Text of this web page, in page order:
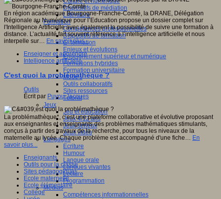
Dispositifs de médiation
Littérature
Formation
Compétences professionnelles
Dispositifs de formation
E- formation
Enjeux et évolutions
Enseignement supérieur et numérique
Formations hybrides
Formation universitaire
Mooc’s
Outils collaboratifs
Sites ressources
Tutorat
Jeux
Jeu et éducation
Jeux 4/12 ans
Jeux sérieux
Jeux vidéo
Langages
Ecriture
Humour
Langue orale
Langues vivantes
Lecture
Programmation
Médias
Compétences informationnelles
En région académique Bourgogne-Franche-Comté, la DRANE, Délégation
Régionale au Numérique pour l’Education propose un dossier complet sur
l'Intelligence Artificielle avec également la possibilité de suivre une formation à
distance. L’actualité fait souvent référence à l’intelligence artificielle et nous
interpelle sur… En savoir plus...
Enseigner et apprendre
Intelligence artificielle
C'est quoi la problémathèque ?
Outils
Écrit par Puyou Jacques
La problémathèque*, c’est une plateforme collaborative et évolutive proposant
aux enseignantes et enseignants des problèmes mathématiques stimulants,
conçus à partir des travaux de la recherche, pour tous les niveaux de la
maternelle au lycée. Chaque problème est accompagné d'une fiche… En
savoir plus...
Enseignants
Outils pour la classe
Sites pédagogiques
Ecole maternelle
Ecole élémentaire
Collège